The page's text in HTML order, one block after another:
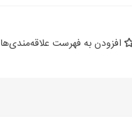
افزودن به فهرست علاقه‌مندی‌ها